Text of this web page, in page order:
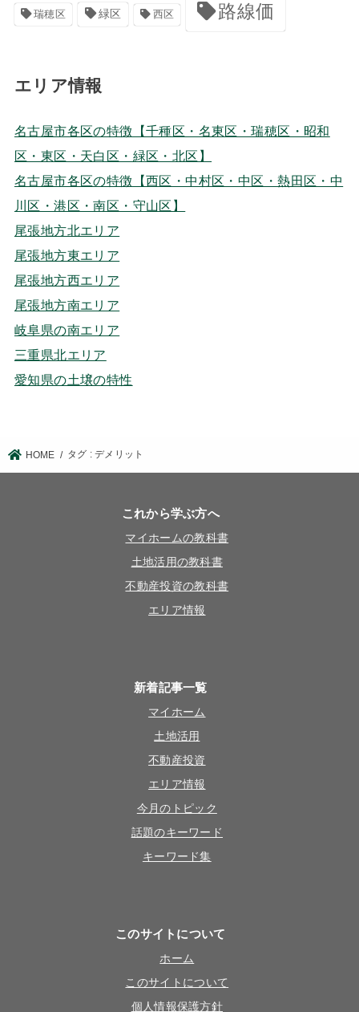
瑞穂区 緑区 西区 路線価
エリア情報
名古屋市各区の特徴【千種区・名東区・瑞穂区・昭和
区・東区・天白区・緑区・北区】
名古屋市各区の特徴【西区・中村区・中区・熱田区・中
川区・港区・南区・守山区】
尾張地方北エリア
尾張地方東エリア
尾張地方西エリア
尾張地方南エリア
岐阜県の南エリア
三重県北エリア
愛知県の土壌の特性
HOME タグ : デメリット
これから学ぶ方へ
マイホームの教科書
土地活用の教科書
不動産投資の教科書
エリア情報
新着記事一覧
マイホーム
土地活用
不動産投資
エリア情報
今月のトピック
話題のキーワード
キーワード集
このサイトについて
ホーム
このサイトについて
個人情報保護方針